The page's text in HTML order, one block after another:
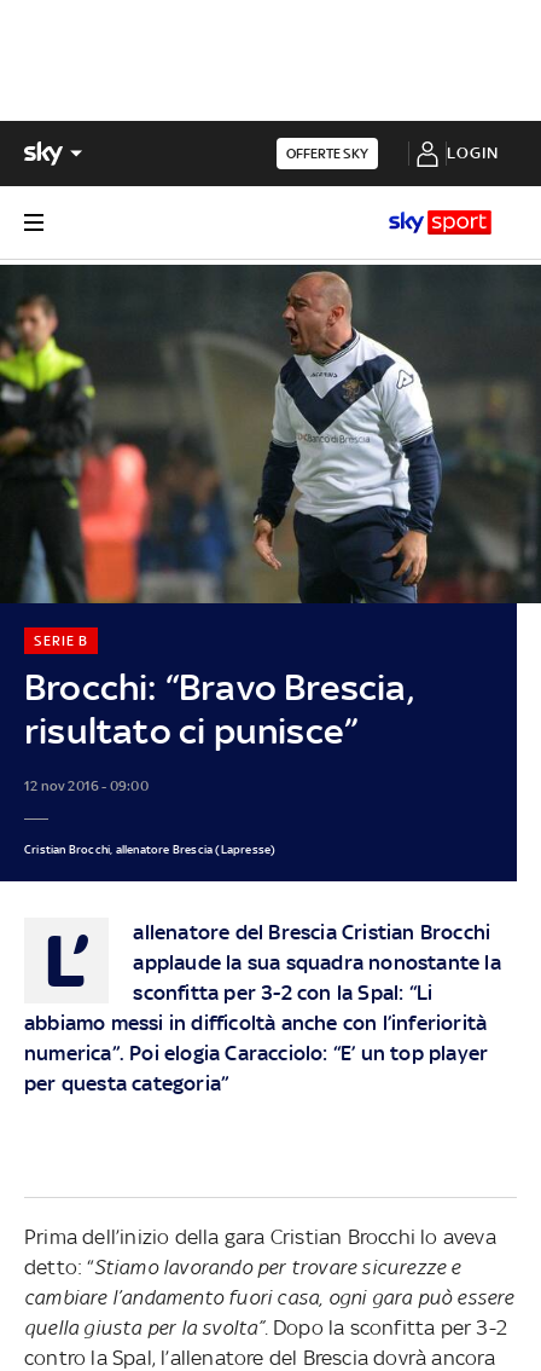
OFFERTE SKY LOGIN
Brocchi: “Bravo Brescia,
risultato ci punisce”
SERIE B
12 nov 2016 - 09:00
Cristian Brocchi, allenatore Brescia (Lapresse)
L’
allenatore del Brescia Cristian Brocchi
applaude la sua squadra nonostante la
sconfitta per 3-2 con la Spal: “Li
abbiamo messi in difficoltà anche con l’inferiorità
numerica”. Poi elogia Caracciolo: “E’ un top player
per questa categoria”
Prima dell’inizio della gara Cristian Brocchi lo aveva
detto: “Stiamo lavorando per trovare sicurezze e
cambiare l’andamento fuori casa, ogni gara può essere
quella giusta per la svolta”. Dopo la sconfitta per 3-2
contro la Spal, l’allenatore del Brescia dovrà ancora